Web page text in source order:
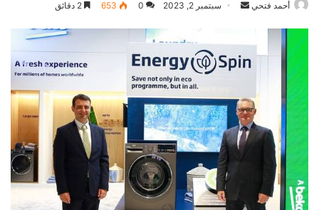
أحمد فتحي
أرسل سبتمبر 2, 2023 0
653